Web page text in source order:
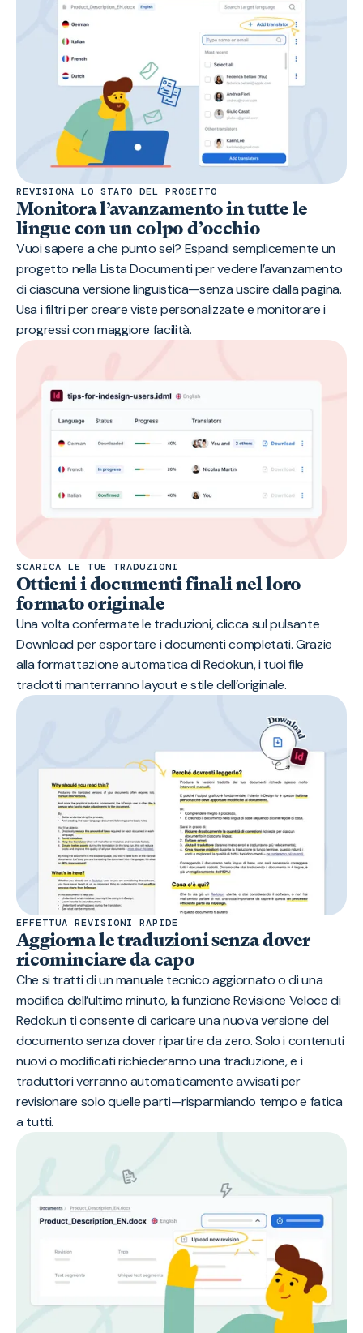
REVISIONA LO STATO DEL PROGETTO
Monitora l’avanzamento in tutte le
lingue con un colpo d’occhio
Vuoi sapere a che punto sei? Espandi semplicemente un
progetto nella Lista Documenti per vedere l’avanzamento
di ciascuna versione linguistica—senza uscire dalla pagina.
Usa i filtri per creare viste personalizzate e monitorare i
progressi con maggiore facilità.
SCARICA LE TUE TRADUZIONI
Ottieni i documenti finali nel loro
formato originale
Una volta confermate le traduzioni, clicca sul pulsante
Download per esportare i documenti completati. Grazie
alla formattazione automatica di Redokun, i tuoi file
tradotti manterranno layout e stile dell’originale.
EFFETTUA REVISIONI RAPIDE
Aggiorna le traduzioni senza dover
ricominciare da capo
Che si tratti di un manuale tecnico aggiornato o di una
modifica dell’ultimo minuto, la funzione Revisione Veloce di
Redokun ti consente di caricare una nuova versione del
documento senza dover ripartire da zero. Solo i contenuti
nuovi o modificati richiederanno una traduzione, e i
traduttori verranno automaticamente avvisati per
revisionare solo quelle parti—risparmiando tempo e fatica
a tutti.